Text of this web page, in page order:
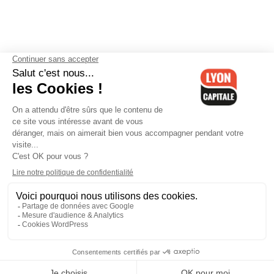
Contactez-nous-Mentions légales-CGV-Politique de
confidentialité-Gestion des cookies
Cedex 06